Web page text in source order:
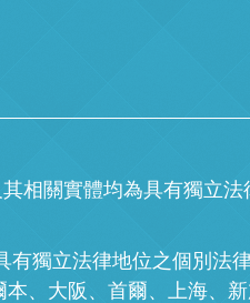
相關實體均為具有獨立法
獨立法律地位之個別法律
、大阪、首爾、上海、新